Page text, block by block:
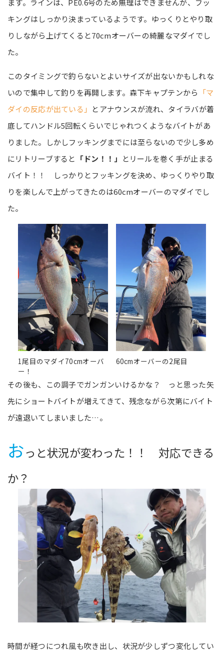
ます。ラインは、PE0.6号のため無理はできませんが、フッ
キングはしっかり決まっているようです。ゆっくりとやり取
りしながら上げてくると70cmオーバーの綺麗なマダイでし
た。
このタイミングで釣らないとよいサイズが出ないかもしれな
いので集中して釣りを再開します。森下キャプテンから
「マ
ダイの反応が出ている」
とアナウンスが流れ、タイラバが着
底してハンドル5回転くらいでじゃれつくようなバイトがあ
りました。しかしフッキングまでには至らないので少し多め
にリトリーブすると 「ドン！！」
とリールを巻く手が止まる
バイト！！ しっかりとフッキングを決め、ゆっくりやり取
りを楽しんで上がってきたのは60cmオーバーのマダイでし
た。
1尾目のマダイ70cmオーバ
ー！
60cmオーバーの2尾目
その後も、この調子でガンガンいけるかな？ っと思った矢
先にショートバイトが増えてきて、残念ながら次第にバイト
が遠退いてしまいました…。
おっと状況が変わった！！ 対応できる
か？
時間が経つにつれ風も吹き出し、状況が少しずつ変化してい